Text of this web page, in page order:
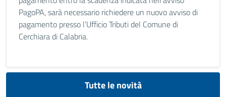
PagoPA, sarà necessario richiedere un nuovo avviso di
pagamento presso l’Ufficio Tributi del Comune di
Cerchiara di Calabria.
Tutte le novità